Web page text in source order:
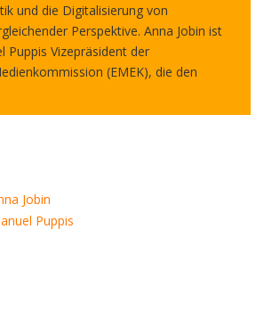
und die Digitalisierung von
Perspektive. Anna Jobin ist
Puppis Vizepräsident der
(EMEK), die den
Jobin
Puppis